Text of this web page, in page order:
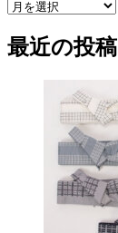
ア
カ
イ
最近の投稿